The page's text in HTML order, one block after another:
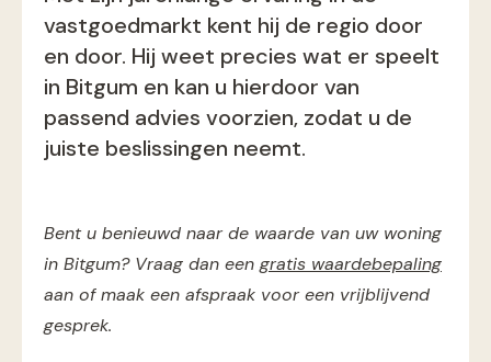
vastgoedmarkt kent hij de regio door
en door. Hij weet precies wat er speelt
in Bitgum en kan u hierdoor van
passend advies voorzien, zodat u de
juiste beslissingen neemt.
Bent u benieuwd naar de waarde van uw woning
in Bitgum? Vraag dan een gratis waardebepaling
aan of maak een afspraak voor een vrijblijvend
gesprek.